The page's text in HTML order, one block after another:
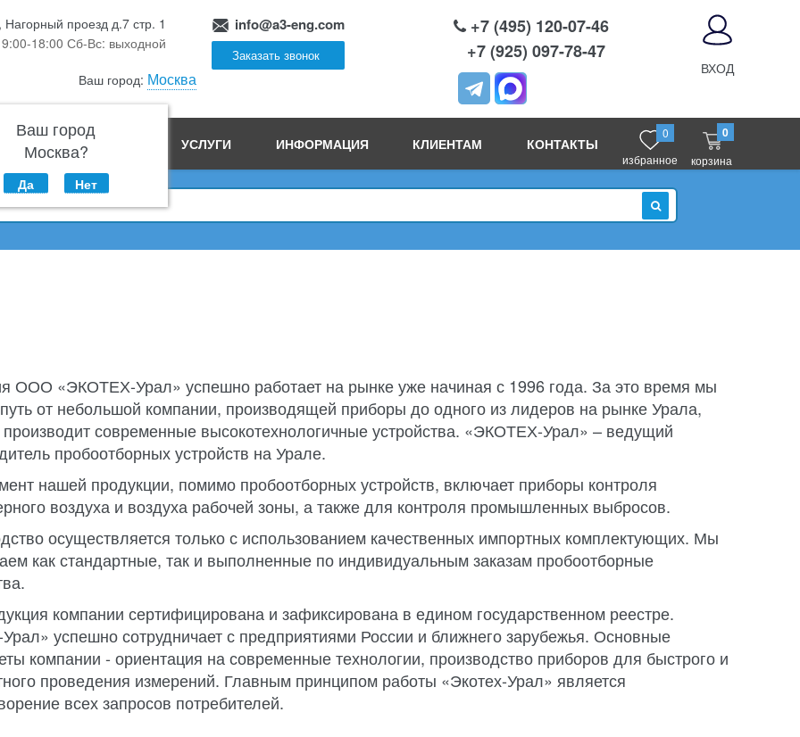
Нагорный проезд д.7 стр. 1
18:00 Сб-Вс: выходной
Ваш город: Москва
Ваш город
Москва?
Да Нет
info@a3-eng.com
Заказать звонок
+7 (495) 120-07-46
+7 (925) 097-78-47
ВХОД
ПРОИЗВОДСТВО УСЛУГИ ИНФОРМАЦИЯ КЛИЕНТАМ КОНТАКТЫ
0
избранное
0
корзина
ИСКАТЬ
ООО «ЭКОТЕХ-Урал» успешно работает на рынке уже начиная с 1996 года. За это время мы
от небольшой компании, производящей приборы до одного из лидеров на рынке Урала,
производит современные высокотехнологичные устройства. «ЭКОТЕХ-Урал» – ведущий
пробоотборных устройств на Урале.
нашей продукции, помимо пробоотборных устройств, включает приборы контроля
воздуха и воздуха рабочей зоны, а также для контроля промышленных выбросов.
осуществляется только с использованием качественных импортных комплектующих. Мы
как стандартные, так и выполненные по индивидуальным заказам пробоотборные
компании сертифицирована и зафиксирована в едином государственном реестре.
Урал» успешно сотрудничает с предприятиями России и ближнего зарубежья. Основные
компании - ориентация на современные технологии, производство приборов для быстрого и
проведения измерений. Главным принципом работы «Экотех-Урал» является
всех запросов потребителей.